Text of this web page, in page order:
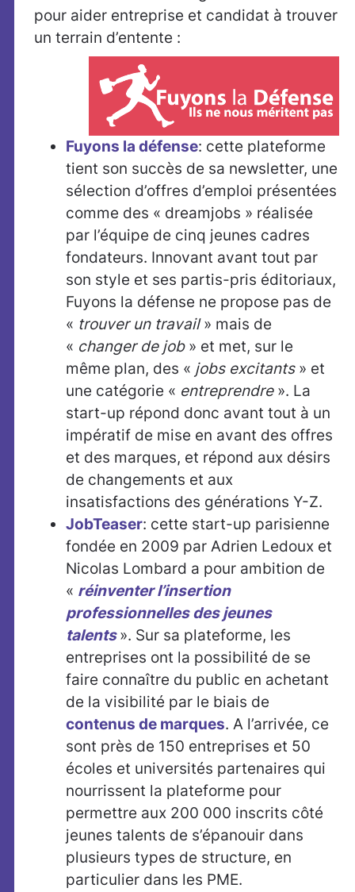
pour aider entreprise et candidat à trouver
un terrain d’entente :
Fuyons la défense: cette plateforme
tient son succès de sa newsletter, une
sélection d’offres d’emploi présentées
comme des « dreamjobs » réalisée
par l’équipe de cinq jeunes cadres
fondateurs. Innovant avant tout par
son style et ses partis-pris éditoriaux,
Fuyons la défense ne propose pas de
« trouver un travail» mais de
« changer de job » et met, sur le
même plan, des « jobs excitants » et
une catégorie « entreprendre ». La
start-up répond donc avant tout à un
impératif de mise en avant des offres
et des marques, et répond aux désirs
de changements et aux
insatisfactions des générations Y-Z.
JobTeaser: cette start-up parisienne
fondée en 2009 par Adrien Ledoux et
Nicolas Lombard a pour ambition de
« réinventer l’insertion
professionnelles des jeunes
talents ». Sur sa plateforme, les
entreprises ont la possibilité de se
faire connaître du public en achetant
de la visibilité par le biais de
contenus de marques. A l’arrivée, ce
sont près de 150 entreprises et 50
écoles et universités partenaires qui
nourrissent la plateforme pour
permettre aux 200 000 inscrits côté
jeunes talents de s’épanouir dans
plusieurs types de structure, en
particulier dans les PME.